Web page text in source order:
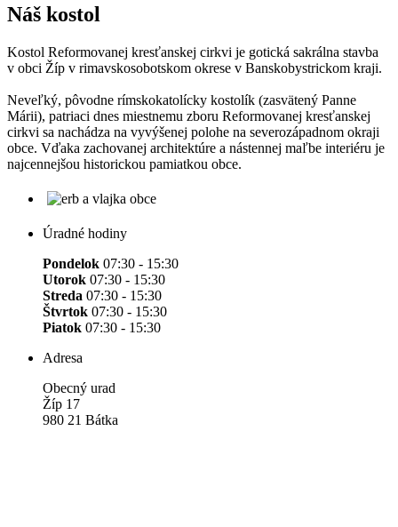
Náš kostol
Kostol Reformovanej kresťanskej cirkvi je gotická sakrálna stavba
v obci Žíp v rimavskosobotskom okrese v Banskobystrickom kraji.
Neveľký, pôvodne rímskokatolícky kostolík (zasvätený Panne
Márii), patriaci dnes miestnemu zboru Reformovanej kresťanskej
cirkvi sa nachádza na vyvýšenej polohe na severozápadnom okraji
obce. Vďaka zachovanej architektúre a nástennej maľbe interiéru je
najcennejšou historickou pamiatkou obce.
Úradné hodiny
Pondelok 07:30 - 15:30
Utorok 07:30 - 15:30
Streda 07:30 - 15:30
Štvrtok 07:30 - 15:30
Piatok 07:30 - 15:30
Adresa
Obecný urad
Žíp 17
980 21 Bátka